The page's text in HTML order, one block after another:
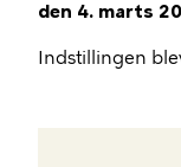
den 4. marts
Indstillingen